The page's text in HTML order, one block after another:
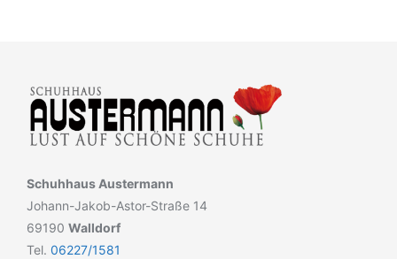
Schuhhaus Austermann
Johann-Jakob-Astor-Straße 14
69190 Walldorf
Tel. 06227/1581